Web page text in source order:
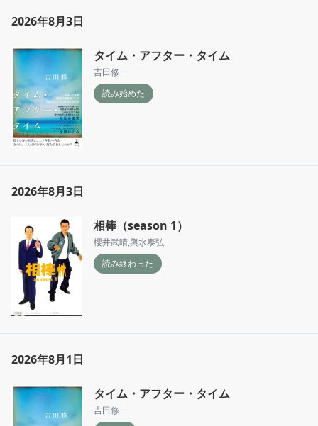
今年の目標は、来月の出産をまず無事に終える
こと
2人育児を頑張ること
2026年8月3日
タイム・アフター・タイム
吉田修一
読み始めた
2026年8月3日
相棒（season 1）
櫻井武晴,輿水泰弘
読み終わった
2026年8月1日
タイム・アフター・タイム
吉田修一